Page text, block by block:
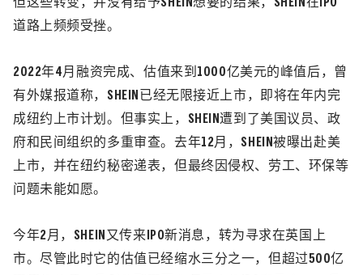
但这些转变，并没有给予SHEIN想要的结果，SHEIN在IPO
道路上频频受挫。
2022年4月融资完成、估值来到1000亿美元的峰值后，曾
有外媒报道称，SHEIN已经无限接近上市，即将在年内完
成纽约上市计划。但事实上，SHEIN遭到了美国议员、政
府和民间组织的多重审查。去年12月，SHEIN被曝出赴美
上市，并在纽约秘密递表，但最终因侵权、劳工、环保等
问题未能如愿。
今年2月，SHEIN又传来IPO新消息，转为寻求在英国上
市。尽管此时它的估值已经缩水三分之一，但超过500亿